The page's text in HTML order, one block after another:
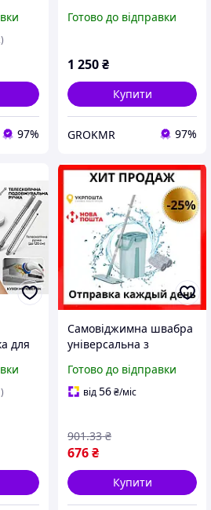
97%
з чорнилом та
Готово до відправки
1 250₴
Купити
GROKMR 97%
для
Самовіджимна швабра
універсальна з
автовіджимом швабри
зі змінними запасними
Готово до відправки
від56₴/міс
676₴
901.33 ₴
Купити